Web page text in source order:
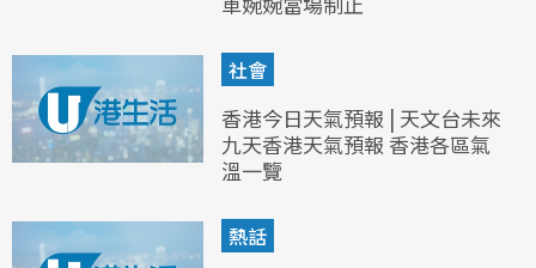
社會
香港今日天氣預報 | 天文台未來
九天香港天氣預報 香港各區氣
溫一覽
熱話